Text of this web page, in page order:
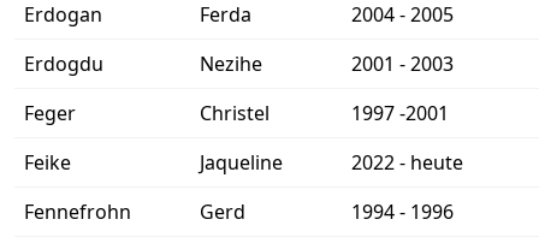
Erdogan
Ferda
2004 - 2005
Erdogdu
Nezihe
2001 - 2003
Feger
Christel
1997 -2001
Feike
Jaqueline
2022 - heute
Fennefrohn
Gerd
1994 - 1996